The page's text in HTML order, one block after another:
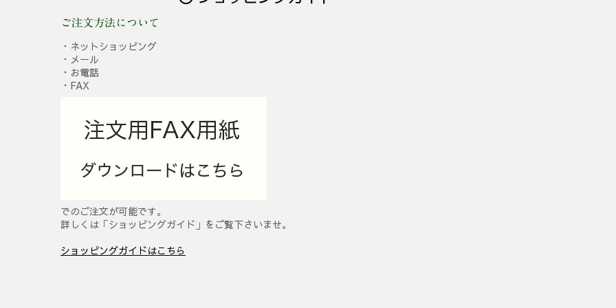
ご注文方法について
・ネットショッピング
・メール
・お電話
・FAX
でのご注文が可能です。
詳しくは「ショッピングガイド」をご覧下さいませ。
ショッピングガイドはこちら